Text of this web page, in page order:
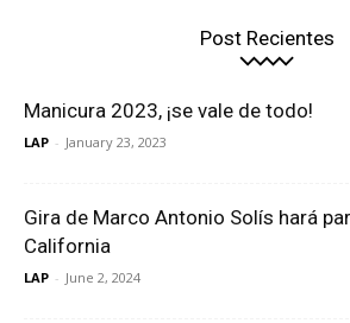
Post Recientes
Manicura 2023, ¡se vale de todo!
LAP - January 23, 2023
Gira de Marco Antonio Solís hará
California
LAP - June 2, 2024